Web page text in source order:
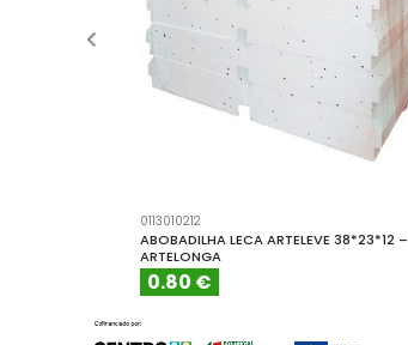
0113010212
ABOBADILHA LECA ARTELEVE 38*23*12 –
ARTELONGA
0.80 €